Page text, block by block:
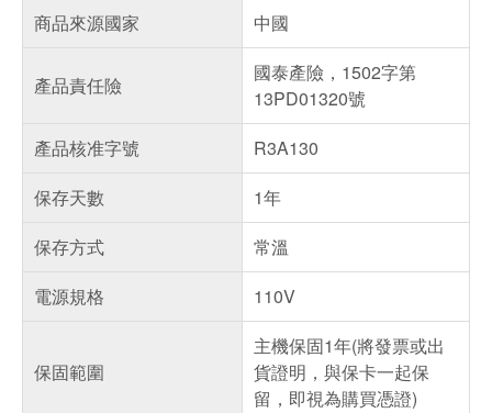
商品來源國家 中國
產品責任險
國泰產險，1502字第
13PD01320號
產品核准字號
R3A130
保存天數
1年
保存方式
常溫
電源規格
110V
保固範圍
主機保固1年(將發票或出
貨證明，與保卡一起保
留，即視為購買憑證)